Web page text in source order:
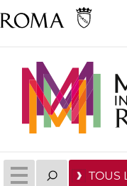
TOUS